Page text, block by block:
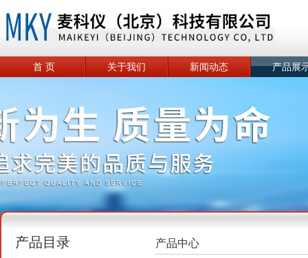
首 页 关于我们 新闻动态 产品展
产品目录 产品中心